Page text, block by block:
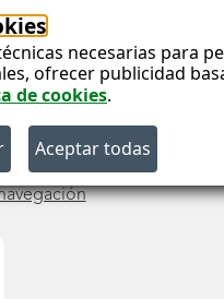
necesarias para
ofrecer publicidad
de cookies.